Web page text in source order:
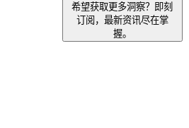
希望获取更多洞察？即刻
订阅，最新资讯尽在掌
握。